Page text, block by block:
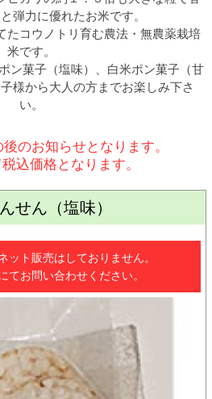
弾力に優れたお米です。
たコウノトリ育む農法・無農薬栽培
米です。
ン菓子（塩味）、白米ポン菓子（甘
様から大人の方までお楽しみ下さ
い。
のお知らせとなります。
込価格となります。
せん（塩味）
ット販売はしておりません。
てお問い合わせください。